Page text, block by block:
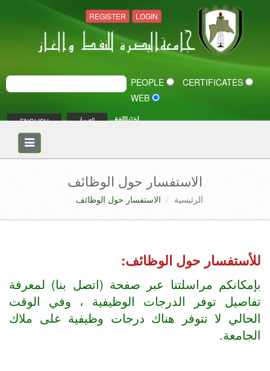
LOGIN
REGISTER
اختر اللغة العربية ENGLISH
Toggle
navigation
الاستفسار حول الوظائف
الرئيسية الاستفسار حول الوظائف
للأستفسار حول الوظائف:
بإمكانكم مراسلتنا عبر صفحة (اتصل بنا) لمعرفة
تفاصيل توفر الدرجات الوظيفية ، وفي الوقت
الحالي لا تتوفر هناك درجات وظيفية على ملاك
الجامعة.